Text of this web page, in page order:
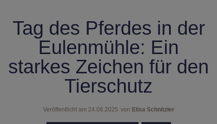
Tag des Pferdes in der
Eulenmühle: Ein
starkes Zeichen für den
Tierschutz
Veröffentlicht am 24.06.2025 von Elisa Schnitzler